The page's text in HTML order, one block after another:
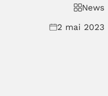
News
2 mai 2023